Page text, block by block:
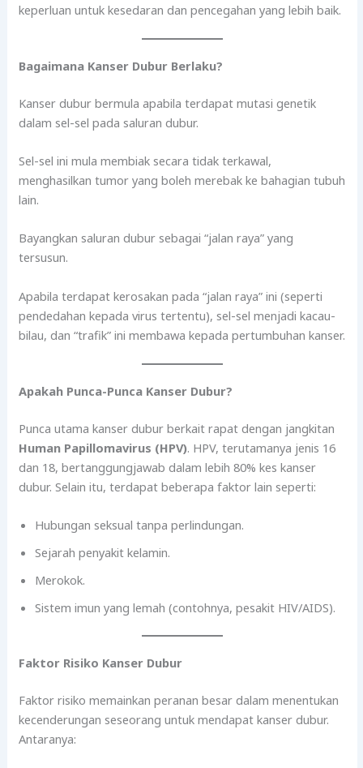
keperluan untuk kesedaran dan pencegahan yang lebih baik.
Bagaimana Kanser Dubur Berlaku?
Kanser dubur bermula apabila terdapat mutasi genetik
dalam sel-sel pada saluran dubur.
Sel-sel ini mula membiak secara tidak terkawal,
menghasilkan tumor yang boleh merebak ke bahagian tubuh
lain.
Bayangkan saluran dubur sebagai “jalan raya” yang
tersusun.
Apabila terdapat kerosakan pada “jalan raya” ini (seperti
pendedahan kepada virus tertentu), sel-sel menjadi kacau-
bilau, dan “trafik” ini membawa kepada pertumbuhan kanser.
Apakah Punca-Punca Kanser Dubur?
Punca utama kanser dubur berkait rapat dengan jangkitan
Human Papillomavirus (HPV). HPV, terutamanya jenis 16
dan 18, bertanggungjawab dalam lebih 80% kes kanser
dubur. Selain itu, terdapat beberapa faktor lain seperti:
Hubungan seksual tanpa perlindungan.
Sejarah penyakit kelamin.
Merokok.
Sistem imun yang lemah (contohnya, pesakit HIV/AIDS).
Faktor Risiko Kanser Dubur
Faktor risiko memainkan peranan besar dalam menentukan
kecenderungan seseorang untuk mendapat kanser dubur.
Antaranya: